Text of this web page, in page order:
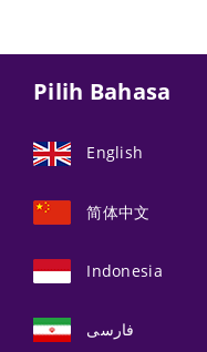
Pilih Bahasa
English
简体中文
Indonesia
فارسی